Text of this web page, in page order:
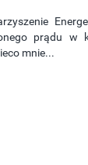
prądu w
mnie...